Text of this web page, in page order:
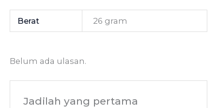
Berat 26 gram
Belum ada ulasan.
Jadilah yang pertama